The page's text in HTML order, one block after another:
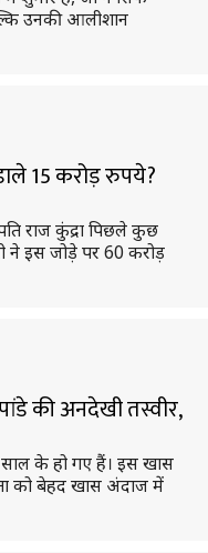
उनकी आलीशान
15 करोड़ रुपये?
राज कुंद्रा पिछले कुछ
ने इस जोड़े पर 60 करोड़
की अनदेखी तस्वीर,
के हो गए हैं। इस खास
को बेहद खास अंदाज में